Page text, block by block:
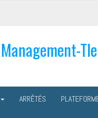
ARRÊTÉS